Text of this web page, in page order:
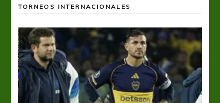
TORNEOS INTERNACIONALES